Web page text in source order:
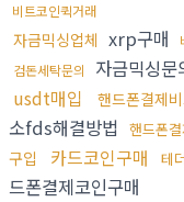
비트코인퀵거래
자금믹싱업체 xrp구매
검돈세탁문의
자금믹싱문
usdt매입
핸드폰결제
소fds해결방법 핸드폰
구입
카드코인구매 테
드폰결제코인구매